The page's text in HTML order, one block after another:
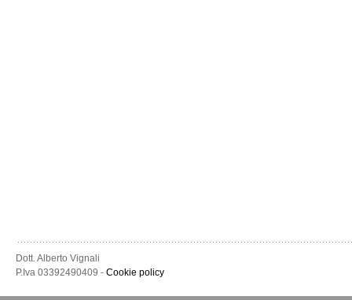
Dott. Alberto Vignali
P.Iva 03392490409 - Cookie policy